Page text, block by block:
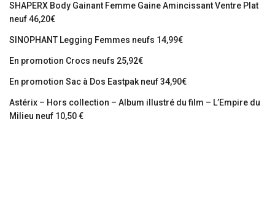
SHAPERX Body Gainant Femme Gaine Amincissant Ventre Plat
neuf 46,20€
SINOPHANT Legging Femmes neufs 14,99€
En promotion Crocs neufs 25,92€
En promotion Sac à Dos Eastpak neuf 34,90€
Astérix – Hors collection – Album illustré du film – L’Empire du
Milieu neuf 10,50 €